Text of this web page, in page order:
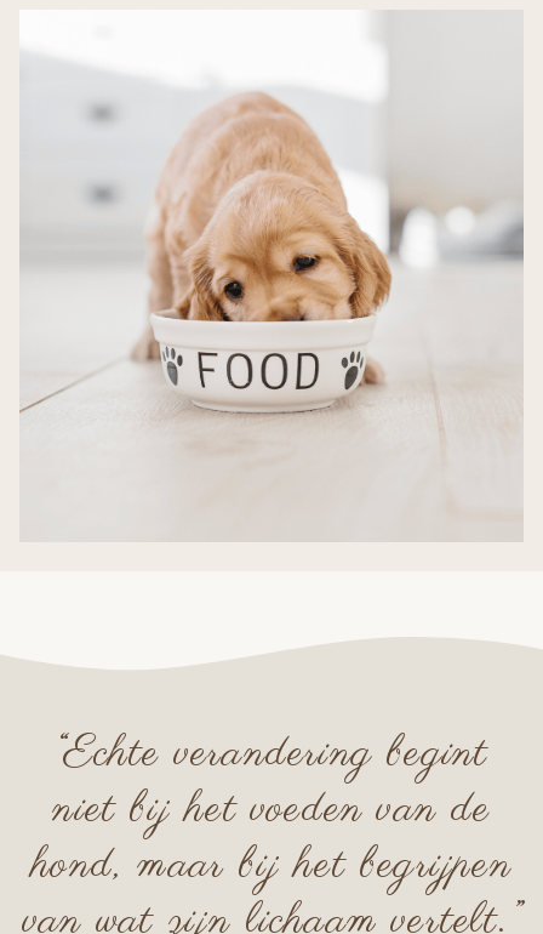
“Echte verandering begint
niet bij het voeden van de
hond, maar bij het begrijpen
van wat zijn lichaam vertelt.”